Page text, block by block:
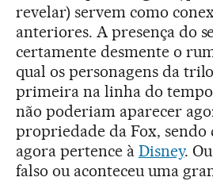
revelar) servem como
anteriores. A presença do
certamente desmente o
qual os personagens da
primeira na linha do
não poderiam aparecer
propriedade da Fox, sendo
agora pertence à Disney.
falso ou aconteceu uma